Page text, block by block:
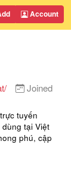
Account
Joined
tuyến
tại Việt
phú, cập